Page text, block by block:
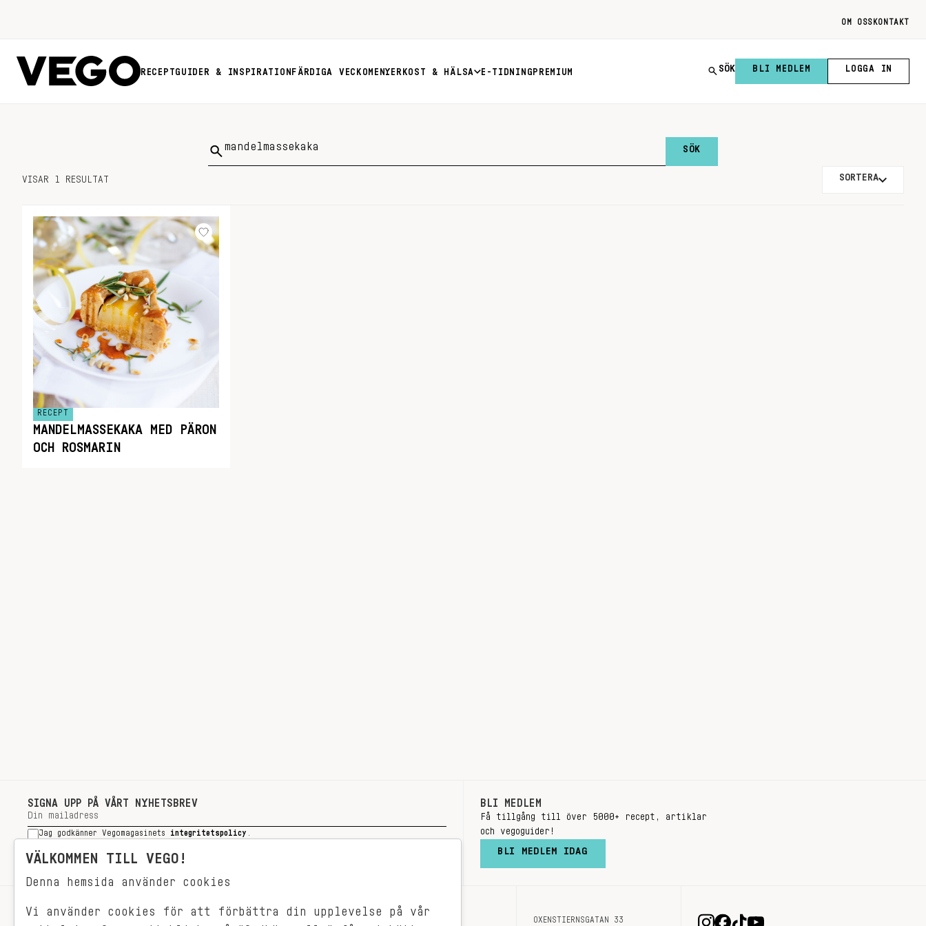
OM OSS KONTAKT
RECEPTGUIDER & INSPIRATION FÄRDIGA VECKOMENYER KOST & HÄLSA E-TIDNING PREMIUM SÖK BLI MEDLEM LOGGA IN
Sök
VISAR 1 RESULTAT SORTERA
RECEPT
MANDELMASSEKAKA MED PÄRON
OCH ROSMARIN
SIGNA UPP PÅ VÅRT NYHETSBREV
Jag godkänner Vegomagasinets integritetspolicy
SIGNA UPP
BLI MEDLEM
Få tillgång till över 5000+ recept, artiklar
och vegoguider!
BLI MEDLEM IDAG
RECEPT OM OSS OXENSTIERNSGATAN 33
VÄLKOMMEN TILL VEGO!
Denna hemsida använder cookies
Vi använder cookies för att förbättra din upplevelse på vår